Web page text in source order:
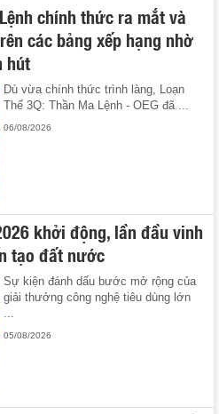
chính thức ra mắt và
các bảng xếp hạng nhờ
hút
Dù vừa chính thức trình làng, Loạn
Thế 3Q: Thần Ma Lệnh - OEG đã ...
06/08/2026
khởi động, lần đầu vinh
tạo đất nước
Sự kiện đánh dấu bước mở rộng của
giải thưởng công nghệ tiêu dùng lớn
...
05/08/2026